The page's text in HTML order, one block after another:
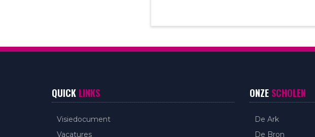
QUICK LINKS
Visiedocument
Vacatures
ONZE SCHOLEN
De Ark
De Bron